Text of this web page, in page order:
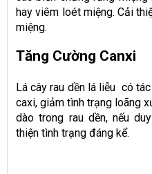
hay viêm loét miệng. Cải
miệng.
Tăng Cường Canxi
Lá cây rau dền lá liễu có
caxi, giảm tình trạng loãng
dào trong rau dền, nếu
thiện tình trạng đáng kể.